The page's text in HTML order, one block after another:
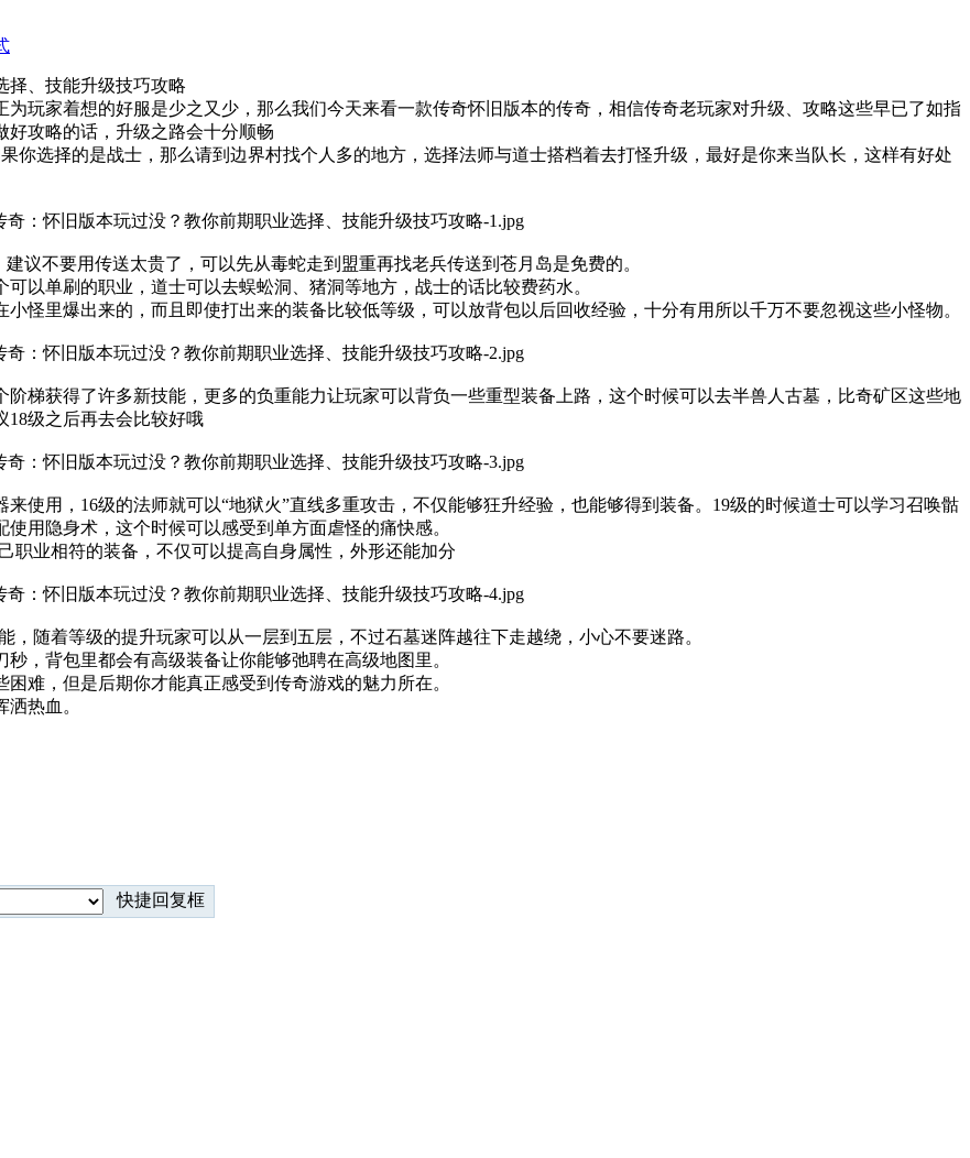
择、技能升级技巧攻略
玩家着想的好服是少之又少，那么我们今天来看一款传奇怀旧版本的传奇，相信传奇老玩家对升级、攻略这些早已了如指
攻略的话，升级之路会十分顺畅
你选择的是战士，那么请到边界村找个人多的地方，选择法师与道士搭档着去打怪升级，最好是你来当队长，这样有好处
议不要用传送太贵了，可以先从毒蛇走到盟重再找老兵传送到苍月岛是免费的。
以单刷的职业，道士可以去蜈蚣洞、猪洞等地方，战士的话比较费药水。
怪里爆出来的，而且即使打出来的装备比较低等级，可以放背包以后回收经验，十分有用所以千万不要忽视这些小怪物。
梯获得了许多新技能，更多的负重能力让玩家可以背负一些重型装备上路，这个时候可以去半兽人古墓，比奇矿区这些地
18级之后再去会比较好哦
使用，16级的法师就可以“地狱火”直线多重攻击，不仅能够狂升经验，也能够得到装备。19级的时候道士可以学习召唤骷
用隐身术，这个时候可以感受到单方面虐怪的痛快感。
职业相符的装备，不仅可以提高自身属性，外形还能加分
随着等级的提升玩家可以从一层到五层，不过石墓迷阵越往下走越绕，小心不要迷路。
，背包里都会有高级装备让你能够弛聘在高级地图里。
难，但是后期你才能真正感受到传奇游戏的魅力所在。
热血。
快捷回复框